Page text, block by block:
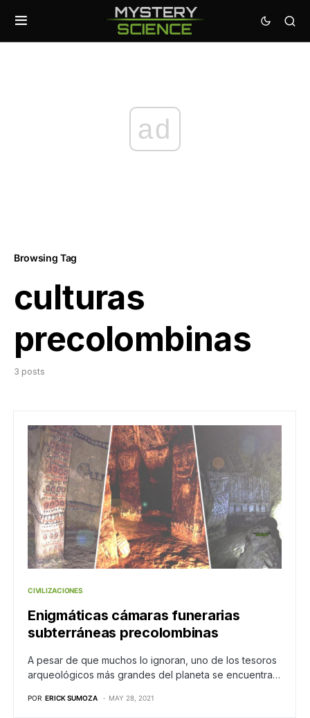
ad
Browsing Tag
culturas
precolombinas
3 posts
CIVILIZACIONES
Enigmáticas cámaras funerarias
subterráneas precolombinas
A pesar de que muchos lo ignoran, uno de los tesoros
arqueológicos más grandes del planeta se encuentra…
POR ERICK SUMOZA MAY 28, 2021